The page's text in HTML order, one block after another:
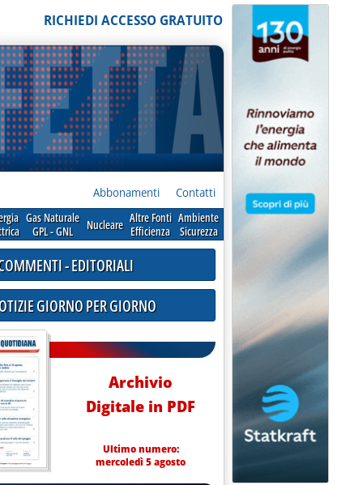
RICHIEDI ACCESSO GRATUITO
Abbonamenti Contatti
Gas Naturale
GPL - GNL
Nucleare Altre Fonti
Efficienza
Ambiente
Sicurezza
- EDITORIALI
GIORNO PER GIORNO
Archivio
Digitale in PDF
Ultimo numero:
mercoledì 5 agosto